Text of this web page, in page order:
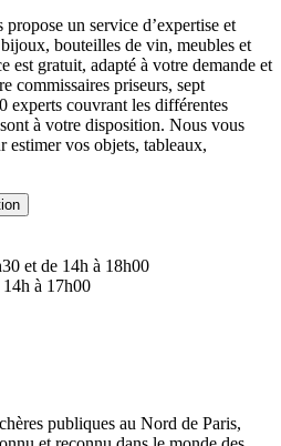
un service d’expertise et
bouteilles de vin, meubles et
est gratuit, adapté à votre demande et
commissaires priseurs, sept
experts couvrant les différentes
à votre disposition. Nous vous
estimer vos objets, tableaux,
et de 14h à 18h00
à 17h00
publiques au Nord de Paris,